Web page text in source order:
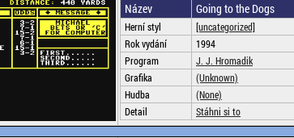
Název Going to the Dogs
Herní styl
[uncategorized]
Rok vydání
1994
Program
J. J. Hromadik
Grafika
(Unknown)
Hudba
(None)
Detail
Stáhni si to